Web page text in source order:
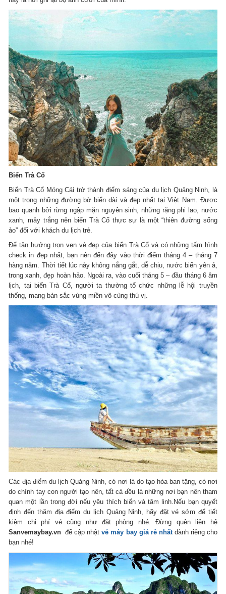
Biển Trà Cổ
Biển Trà Cổ Móng Cái trở thành điểm sáng của du lịch Quảng Ninh, là
một trong những đường bờ biển dài và đẹp nhất tại Việt Nam. Được
bao quanh bởi rừng ngập mặn nguyên sinh, những rặng phi lao, nước
xanh, mây trắng nên biển Trà Cổ thực sự là một “thiên đường sống
ảo” đối với khách du lịch trẻ.
Để tận hưởng trọn vẹn vẻ đẹp của biển Trà Cổ và có những tấm hình
check in đẹp nhất, bạn nên đến đây vào thời điểm tháng 4 – tháng 7
hàng năm. Thời tiết lúc này không nắng gắt, dễ chịu, nước biển yên ả,
trong xanh, đẹp hoàn hảo. Ngoài ra, vào cuối tháng 5 – đầu tháng 6 âm
lịch, tại biển Trà Cổ, người ta thường tổ chức những lễ hội truyền
thống, mang bản sắc vùng miền vô cùng thú vị.
Các địa điểm du lịch Quảng Ninh, có nơi là do tạo hóa ban tặng, có nơi
do chính tay con người tạo nên, tất cả đều là những nơi bạn nên tham
quan một lần trong đời nếu yêu thích biển và tâm linh.Nếu bạn quyết
định đến thăm địa điểm du lịch Quảng Ninh, hãy đặt vé sớm để tiết
kiệm chi phí vé cũng như đặt phòng nhé. Đừng quên liên hệ
Sanvemaybay.vn để cập nhậtvé máy bay giá rẻ nhấtdành riêng cho
bạn nhé!